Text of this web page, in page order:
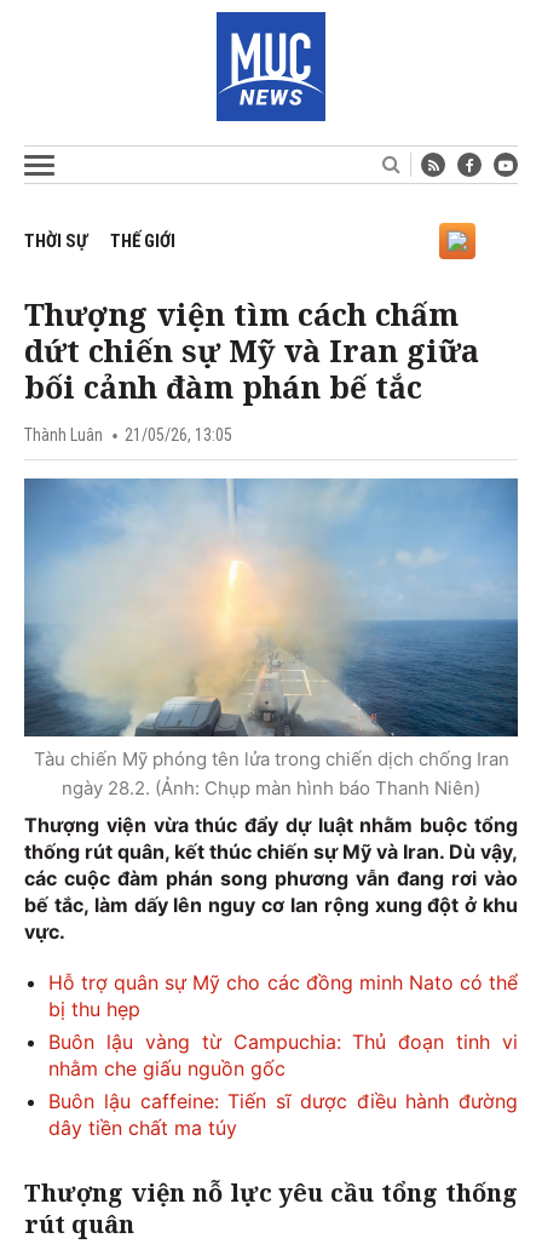
THỜI SỰ THẾ GIỚI
Thượng viện tìm cách chấm
dứt chiến sự Mỹ và Iran giữa
bối cảnh đàm phán bế tắc
Thành Luân 21/05/26, 13:05
Tàu chiến Mỹ phóng tên lửa trong chiến dịch chống Iran
ngày 28.2. (Ảnh: Chụp màn hình báo Thanh Niên)
Thượng viện vừa thúc đẩy dự luật nhằm buộc tổng
thống rút quân, kết thúc chiến sự Mỹ và Iran. Dù vậy,
các cuộc đàm phán song phương vẫn đang rơi vào
bế tắc, làm dấy lên nguy cơ lan rộng xung đột ở khu
vực.
Hỗ trợ quân sự Mỹ cho các đồng minh Nato có thể
bị thu hẹp
Buôn lậu vàng từ Campuchia: Thủ đoạn tinh vi
nhằm che giấu nguồn gốc
Buôn lậu caffeine: Tiến sĩ dược điều hành đường
dây tiền chất ma túy
Thượng viện nỗ lực yêu cầu tổng thống
rút quân